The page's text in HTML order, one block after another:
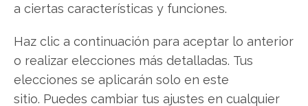
a ciertas características y funciones.
Haz clic a continuación para aceptar lo anterior
o realizar elecciones más detalladas. Tus
elecciones se aplicarán solo en este
sitio. Puedes cambiar tus ajustes en cualquier
LinkedIn
Copiar enlace